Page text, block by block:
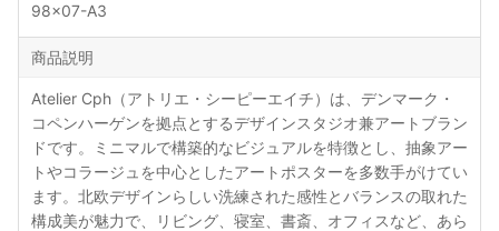
98x07-A3
商品説明
Atelier Cph（アトリエ・シーピーエイチ）は、デンマーク・
コペンハーゲンを拠点とするデザインスタジオ兼アートブラン
ドです。ミニマルで構築的なビジュアルを特徴とし、抽象アー
トやコラージュを中心としたアートポスターを多数手がけてい
ます。北欧デザインらしい洗練された感性とバランスの取れた
構成美が魅力で、リビング、寝室、書斎、オフィスなど、あら